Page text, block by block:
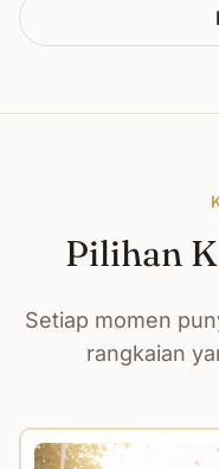
Pilihan
Setiap momen
rangkaian